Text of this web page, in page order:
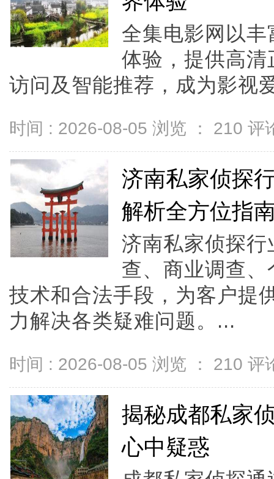
全集电影网以
体验，提供高
访问及智能推荐，成为影视
时间 : 2026-08-05 浏览 ： 210 评
济南私家侦探
解析全方位指
济南私家侦探
查、商业调查
技术和合法手段，为客户提
力解决各类疑难问题。...
时间 : 2026-08-05 浏览 ： 210 评
揭秘成都私家
心中疑惑